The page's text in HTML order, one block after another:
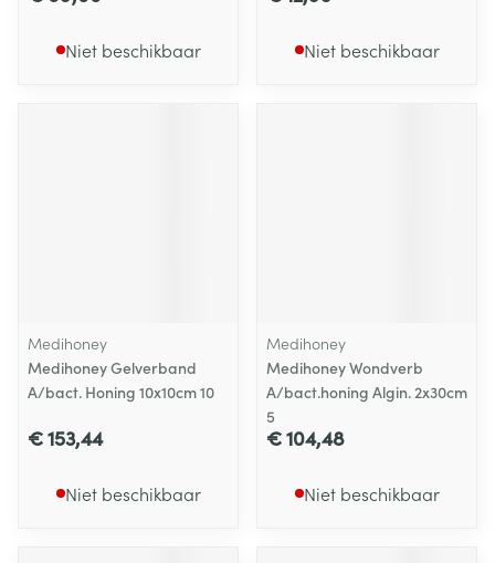
Niet beschikbaar Niet beschikbaar
Medihoney
Medihoney Gelverband
A/bact. Honing 10x10cm 10
€ 153,44
Niet beschikbaar
Medihoney
Medihoney Wondverb
A/bact.honing Algin. 2x30cm
5
€ 104,48
Niet beschikbaar